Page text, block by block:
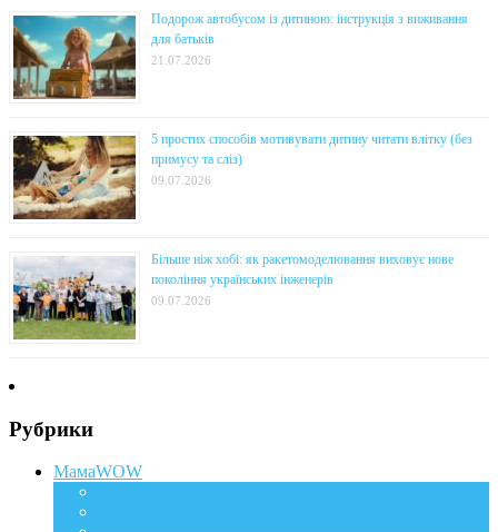
Подорож автобусом із дитиною: інструкція з виживання
для батьків
21.07.2026
5 простих способів мотивувати дитину читати влітку (без
примусу та сліз)
09.07.2026
Більше ніж хобі: як ракетомоделювання виховує нове
покоління українських інженерів
09.07.2026
Рубрики
МамаWOW